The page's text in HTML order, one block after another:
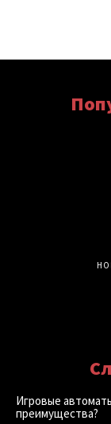
Игровые
преимущества?